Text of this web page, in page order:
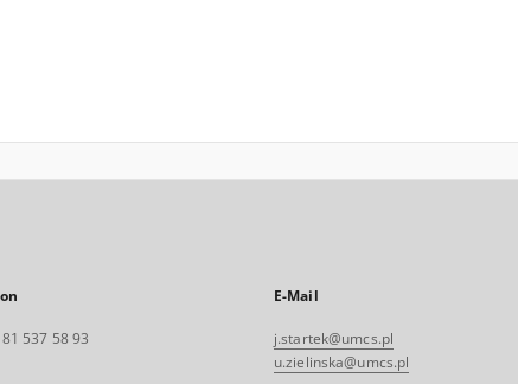
537 58 93
E-Mail
j.startek@umcs.pl
u.zielinska@umcs.pl